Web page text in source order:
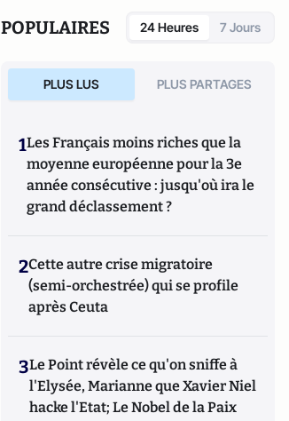
POPULAIRES 24 Heures 7 Jours
PLUS LUS PLUS PARTAGES
1Les Français moins riches que la
moyenne européenne pour la 3e
année consécutive : jusqu'où ira le
grand déclassement ?
2Cette autre crise migratoire
(semi-orchestrée) qui se profile
après Ceuta
3Le Point révèle ce qu'on sniffe à
l'Elysée, Marianne que Xavier Niel
hacke l'Etat; Le Nobel de la Paix